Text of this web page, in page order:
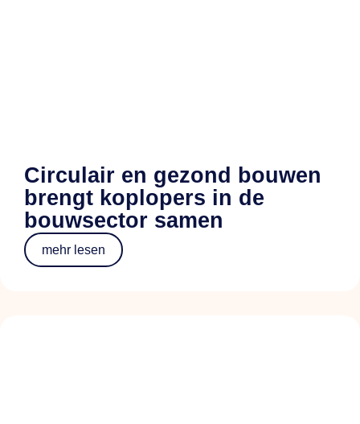
Circulair en gezond bouwen
brengt koplopers in de
bouwsector samen
mehr lesen